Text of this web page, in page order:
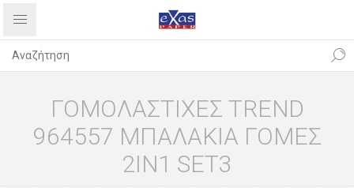
ΓΟΜΟΛΑΣΤΙΧΕΣ TREND
964557 ΜΠΑΛΑΚΙΑ ΓΟΜΕΣ
2IN1 SET3